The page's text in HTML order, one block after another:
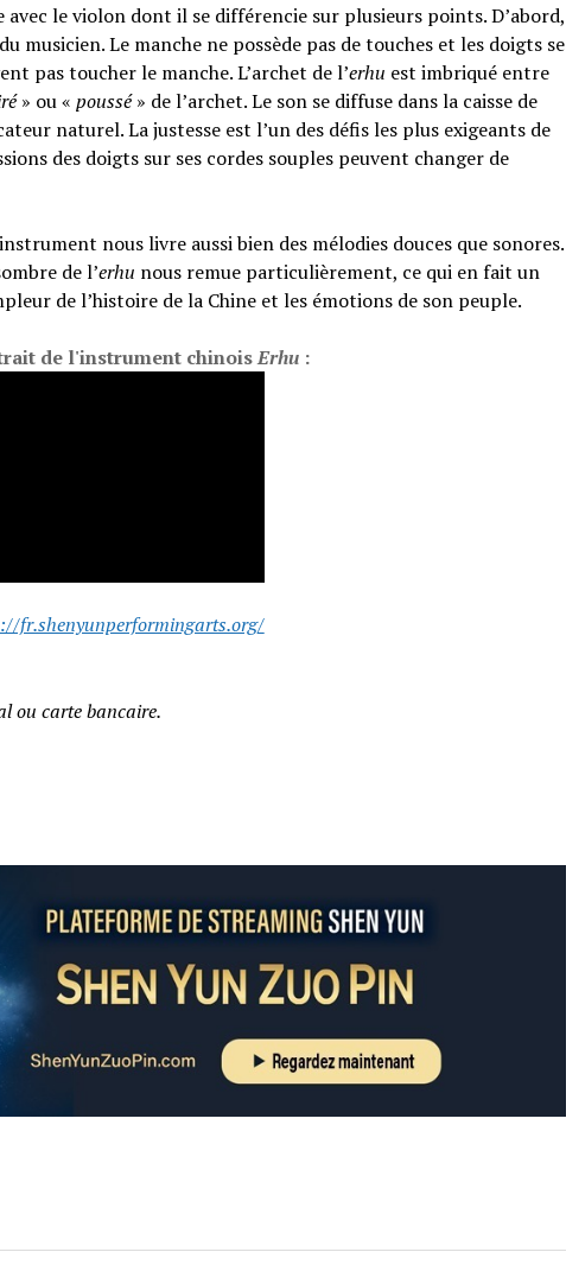
le violon dont il se différencie sur plusieurs points. D’abord,
Le manche ne possède pas de touches et les doigts se
pas toucher le manche. L’archet de l’erhu est imbriqué entre
» ou « poussé» de l’archet. Le son se diffuse dans la caisse de
naturel. La justesse est l’un des défis les plus exigeants de
des doigts sur ses cordes souples peuvent changer de
nous livre aussi bien des mélodies douces que sonores.
de l’erhu nous remue particulièrement, ce qui en fait un
de l’histoire de la Chine et les émotions de son peuple.
de l'instrument chinoisErhu :
fr.shenyunperformingarts.org/
ou carte bancaire.